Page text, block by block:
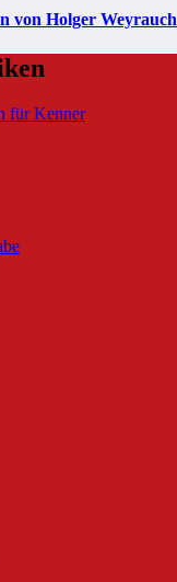
von Holger Weyrauch
für Kenner